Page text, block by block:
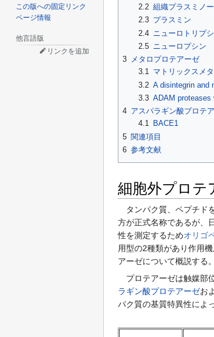
2.2 組織プラスミノ
2.3 プラスミン
2.4
ニューロトリプ
2.5 ニューロプシン
3 メタロプロテアーゼ
3.1 マトリックスメ
3.2 A disintegrin and
3.3 ADAM proteases
4 アスパラギン酸プロテ
4.1
BACE1
5 関連項目
6 参考文献
細胞外プロテ
タンパク質、ペプチド
方が正式名称であるが、
性を測定するためオリゴ
用型の2種類があり作用
アーゼについて概説する
プロテアーゼは触媒部
ラギン酸プロテアーゼお
パク質の基質特異性によ
この版への固定リンク
ページ情報
他言語版
リンクを追加